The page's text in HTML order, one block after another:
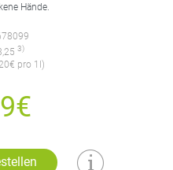
Hände.
3)
pro 1l)